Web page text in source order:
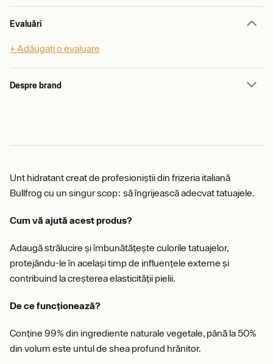
Evaluări
+ Adăugați o evaluare
Despre brand
Unt hidratant creat de profesioniștii din frizeria italiană
Bullfrog cu un singur scop: să îngrijească adecvat tatuajele.
Cum vă ajută acest produs?
Adaugă strălucire și îmbunătățește culorile tatuajelor,
protejându-le în același timp de influențele externe și
contribuind la creșterea elasticității pielii.
De ce funcționează?
Conține 99% din ingrediente naturale vegetale, până la 50%
din volum este untul de shea profund hrănitor.